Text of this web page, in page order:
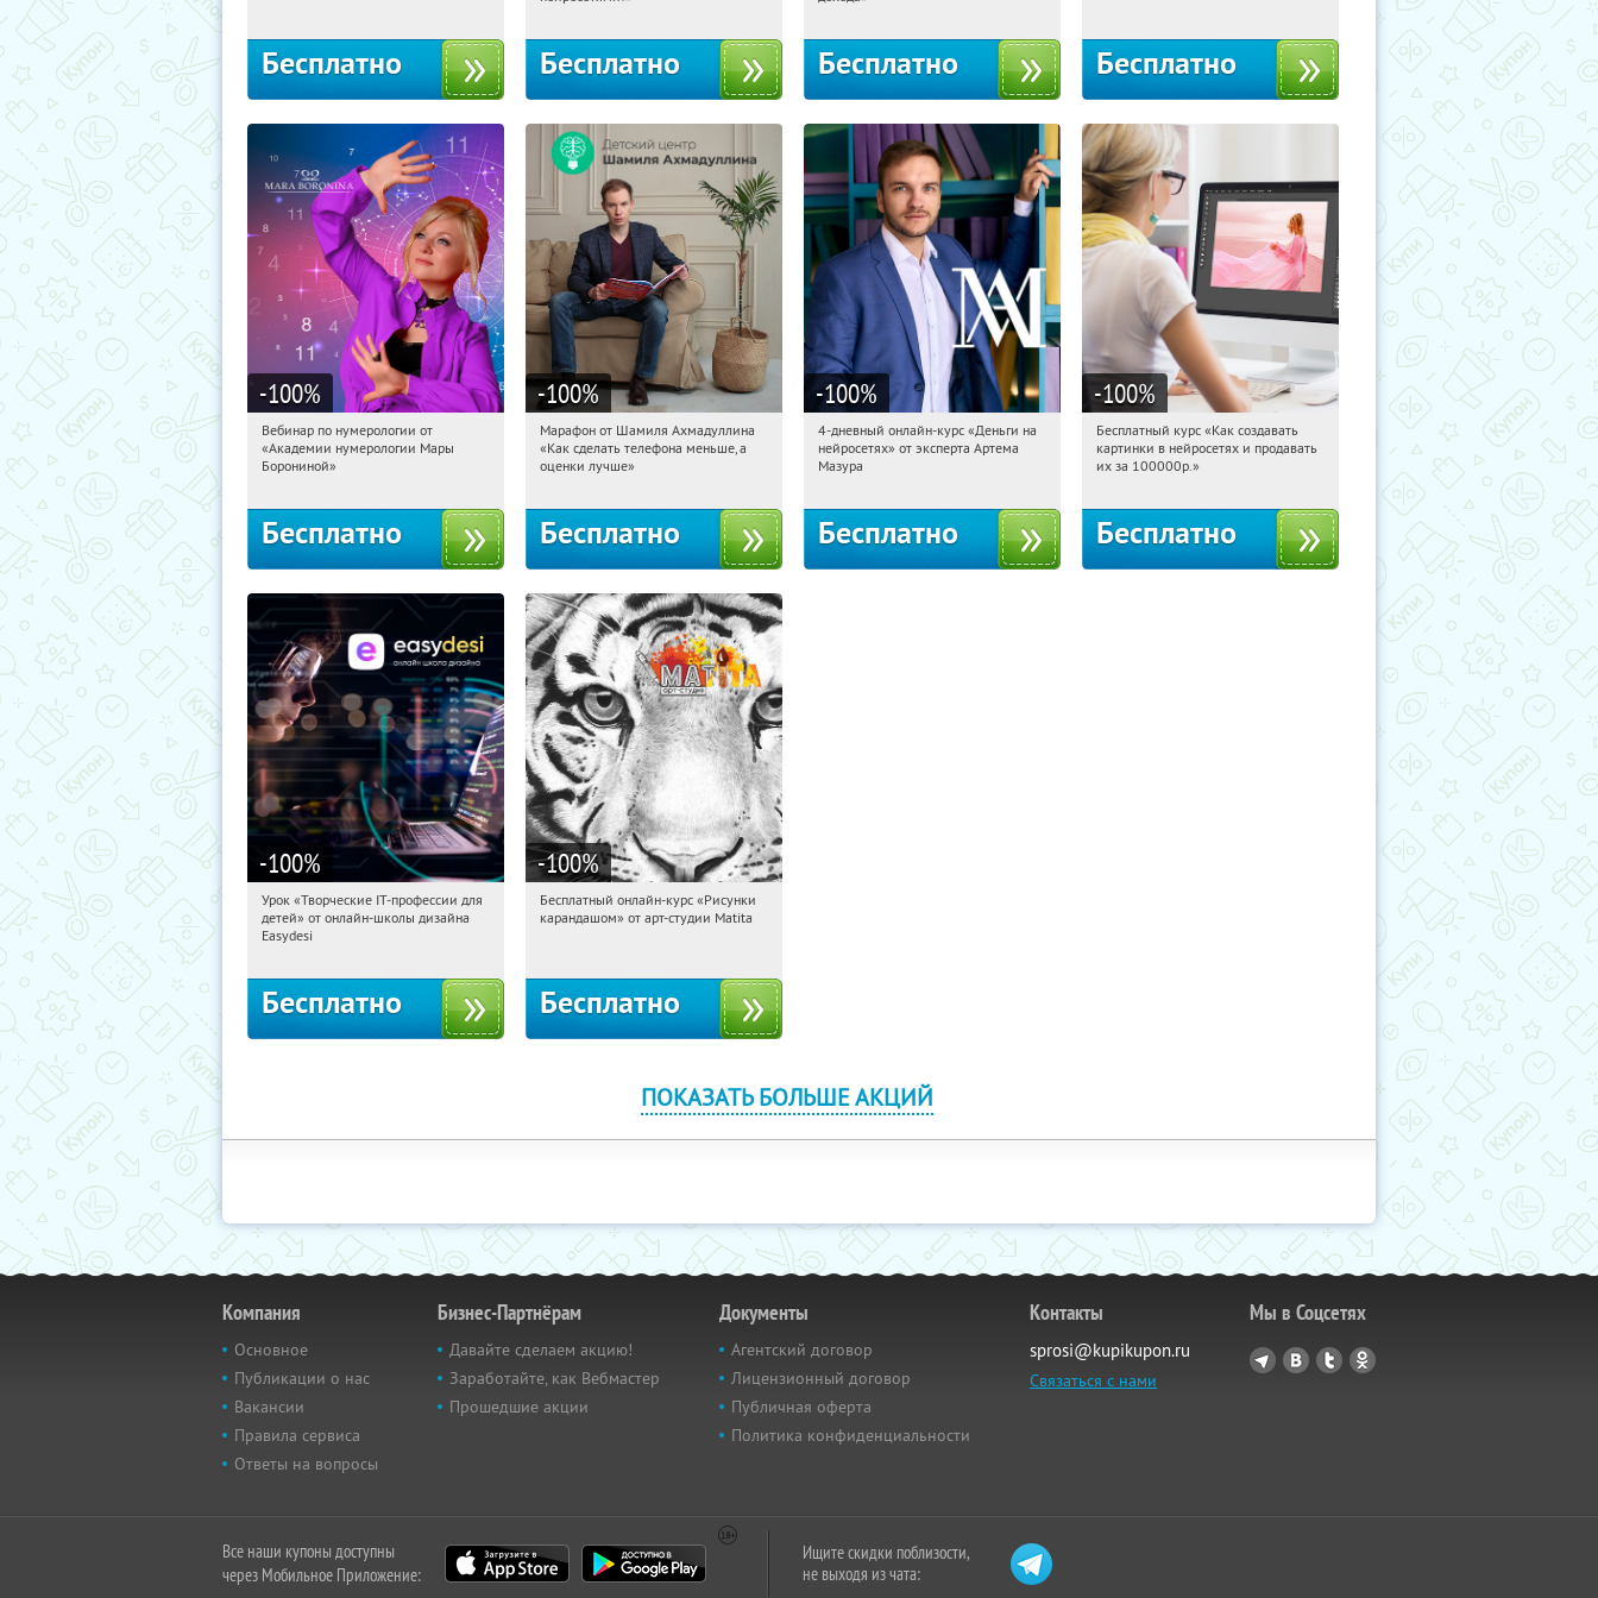
Бесплатно Бесплатно Бесплатно Бесплатно
-100%
20:28:02 Получили:
Россия
Вебинар по нумерологии от
«Академии нумерологии Мары
Борониной»
Бесплатно
-100%
20:28:02 Получили:25
Россия
Марафон от Шамиля Ахмадуллина
«Как сделать телефона меньше, а
оценки лучше»
Бесплатно
-100%
20:28:02 Получили: 191
Россия
4-дневный онлайн-курс «Деньги на
нейросетях» от эксперта Артема
Мазура
Бесплатно
-100%
20:28:02 Получили:
Россия
Бесплатный курс «Как создавать
картинки в нейросетях и продавать
их за 100000р.»
Бесплатно
-100%
20:28:02 Получили:53
Россия
Урок «Творческие IT-профессии для
детей» от онлайн-школы дизайна
Easydesi
Бесплатно
-100%
20:28:02 Получили:35
Бесплатный онлайн-курс «Рисунки
карандашом» от арт-студии Matita
Бесплатно
ПОКАЗАТЬ БОЛЬШЕ АКЦИЙ
Компания
Основное
Публикации о нас
Вакансии
Правила сервиса
Ответы на вопросы
Бизнес-Партнёрам
Давайте сделаем акцию!
Заработайте, как Вебмастер
Прошедшие акции
Документы
Агентский договор
Лицензионный договор
Публичная оферта
Политика конфиденциальности
Контакты
sprosi@kupikupon.ru
Связаться с нами
Мы в Соцсетях
Все наши купоны доступны
через Мобильное Приложение:
Ищите скидки поблизости,
не выходя из чата: